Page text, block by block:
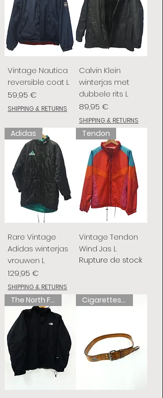
Vintage Nautica
reversible coat L
Prix
59,95 €
SHIPPING & RETURNS
Calvin Klein
winterjas met
dubbele rits L
Prix
89,95 €
SHIPPING & RETURNS
Adidas
Rare Vintage
Adidas winterjas
vrouwen L
Prix
129,95 €
SHIPPING & RETURNS
Tendon
Vintage Tendon
Wind Jas L
Rupture de stock
The North Face Cigarettes de chameau